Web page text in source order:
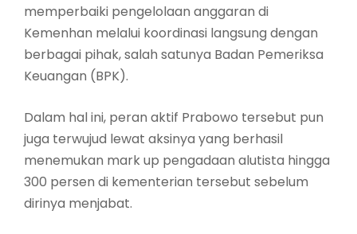
memperbaiki pengelolaan anggaran di
Kemenhan melalui koordinasi langsung dengan
berbagai pihak, salah satunya Badan Pemeriksa
Keuangan (BPK).
Dalam hal ini, peran aktif Prabowo tersebut pun
juga terwujud lewat aksinya yang berhasil
menemukan mark up pengadaan alutista hingga
300 persen di kementerian tersebut sebelum
dirinya menjabat.